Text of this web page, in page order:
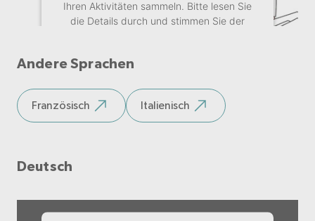
Ihren Aktivitäten sammeln. Bitte lesen Sie
die Details durch und stimmen Sie der
Akzeptieren
Andere Sprachen
Französisch Italienisch
Deutsch